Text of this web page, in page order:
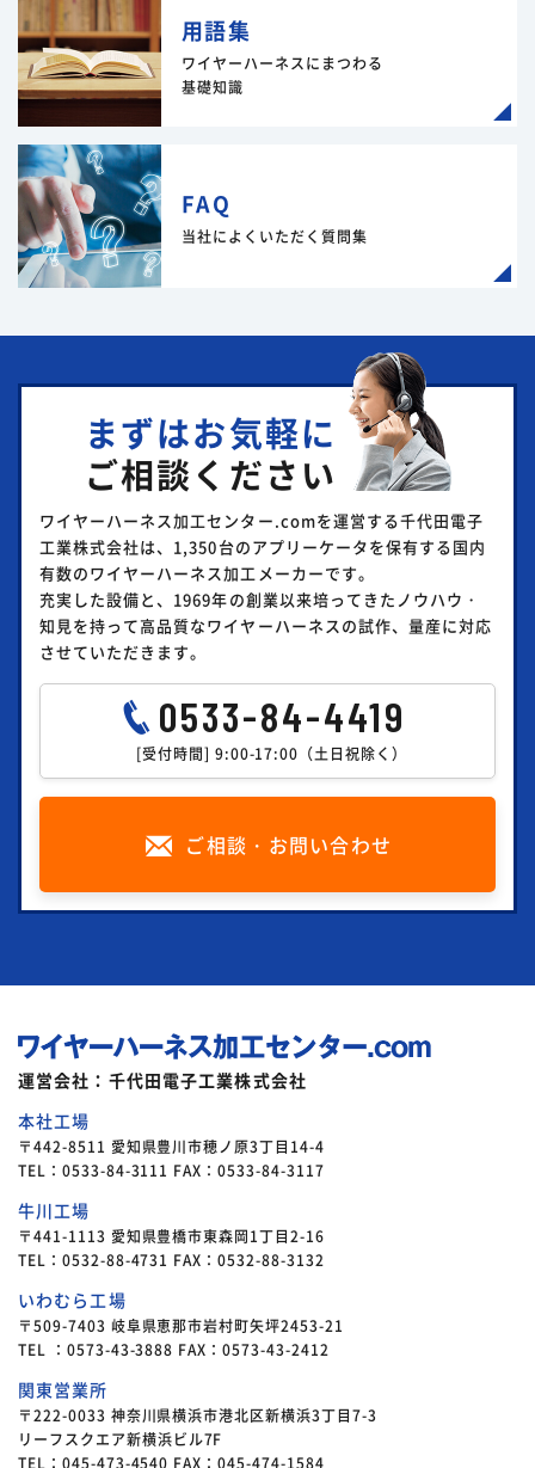
用語集
ワイヤーハーネスにまつわる
基礎知識
FAQ
当社によくいただく質問集
まずはお気軽に
ご相談ください
ワイヤーハーネス加工センター.comを運営する千代田電子
工業株式会社は、1,350台のアプリーケータを保有する国内
有数のワイヤーハーネス加工メーカーです。
充実した設備と、1969年の創業以来培ってきたノウハウ・
知見を持って高品質なワイヤーハーネスの試作、量産に対応
させていただきます。
0533-84-4419
[受付時間] 9:00-17:00（土日祝除く）
ご相談・お問い合わせ
運営会社：千代田電子工業株式会社
本社工場
〒442-8511 愛知県豊川市穂ノ原3丁目14-4
TEL：0533-84-3111 FAX：0533-84-3117
牛川工場
〒441-1113 愛知県豊橋市東森岡1丁目2-16
TEL：0532-88-4731 FAX：0532-88-3132
いわむら工場
〒509-7403 岐阜県恵那市岩村町矢坪2453-21
TEL ：0573-43-3888 FAX：0573-43-2412
関東営業所
〒222-0033 神奈川県横浜市港北区新横浜3丁目7-3
リーフスクエア新横浜ビル7F
TEL：045-473-4540 FAX：045-474-1584